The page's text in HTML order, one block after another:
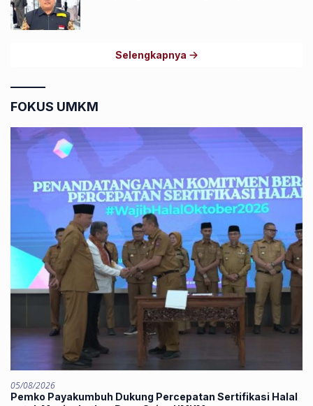
Selengkapnya
FOKUS UMKM
05/08/2026
Pemko Payakumbuh Dukung Percepatan Sertifikasi Halal